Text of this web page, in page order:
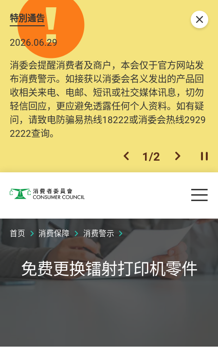
特別通告
2026.06.29
消委会提醒消费者及商户，本会仅于官方网站发
布消费警示。如接获以消委会名义发出的产品回
收相关来电、电邮、短讯或社交媒体讯息，切勿
轻信回应，更应避免透露任何个人资料。如有疑
问，请致电防骗易热线18222或消委会热线2929
2222查询。
上一个
1/2 下一个开
关闭
消费者委员会 目
首页 消费保障 消费警示
免费更换镭射打印机零件